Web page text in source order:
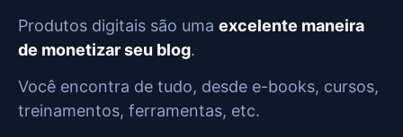
Produtos digitais são uma excelente maneira
de monetizar seu blog.
Você encontra de tudo, desde e-books, cursos,
treinamentos, ferramentas, etc.